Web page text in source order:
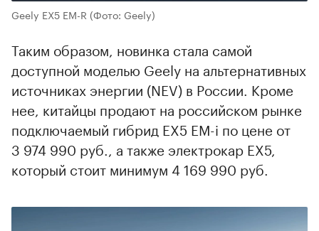
Geely EX5 EM-R (Фото: Geely)
Таким образом, новинка стала самой
доступной моделью Geely на альтернативных
источниках энергии (NEV) в России. Кроме
нее, китайцы продают на российском рынке
подключаемый гибрид EX5 EM-i по цене от
3 974 990 руб., а также электрокар EX5,
который стоит минимум 4 169 990 руб.